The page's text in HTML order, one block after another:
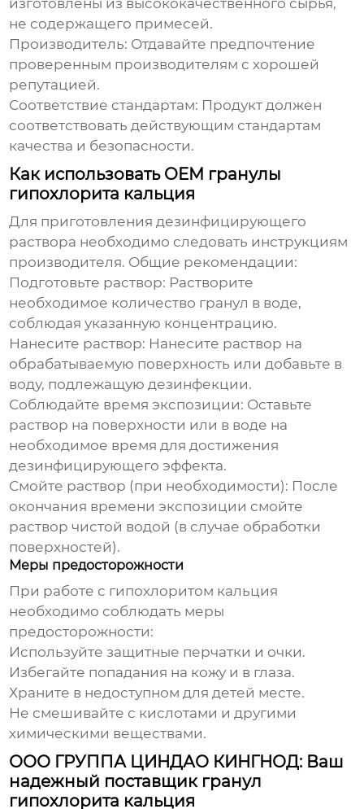
изготовлены из высококачественного сырья,
не содержащего примесей.
Производитель: Отдавайте предпочтение
проверенным производителям с хорошей
репутацией.
Соответствие стандартам: Продукт должен
соответствовать действующим стандартам
качества и безопасности.
Как использовать OEM гранулы
гипохлорита кальция
Для приготовления дезинфицирующего
раствора необходимо следовать инструкциям
производителя. Общие рекомендации:
Подготовьте раствор: Растворите
необходимое количество гранул в воде,
соблюдая указанную концентрацию.
Нанесите раствор: Нанесите раствор на
обрабатываемую поверхность или добавьте в
воду, подлежащую дезинфекции.
Соблюдайте время экспозиции: Оставьте
раствор на поверхности или в воде на
необходимое время для достижения
дезинфицирующего эффекта.
Смойте раствор (при необходимости): После
окончания времени экспозиции смойте
раствор чистой водой (в случае обработки
поверхностей).
Меры предосторожности
При работе с гипохлоритом кальция
необходимо соблюдать меры
предосторожности:
Используйте защитные перчатки и очки.
Избегайте попадания на кожу и в глаза.
Храните в недоступном для детей месте.
Не смешивайте с кислотами и другими
химическими веществами.
ООО ГРУППА ЦИНДАО КИНГНОД: Ваш
надежный поставщик гранул
гипохлорита кальция